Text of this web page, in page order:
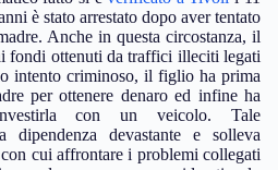
è stato arrestato dopo aver tentato
Anche in questa circostanza, il
fondi ottenuti da traffici illeciti legati
intento criminoso, il figlio ha prima
per ottenere denaro ed infine ha
con un veicolo. Tale
dipendenza devastante e solleva
cui affrontare i problemi collegati